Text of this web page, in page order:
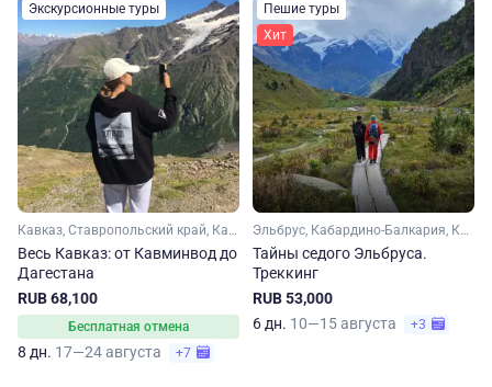
Экскурсионные туры
Кавказ, Ставропольский край, Кавказские Минеральные Воды, Дагестан, Чечня, Эльбрус, Кабардино-Балкария, Домбай, Карачаево-Черкесия
Весь Кавказ: от Кавминвод до
Дагестана
RUB 68,100
Бесплатная отмена
8 дн. 17—24 августа +7
Пешие туры
Хит
Эльбрус, Кабардино-Балкария, Кавказ
Тайны седого Эльбруса.
Треккинг
RUB 53,000
6 дн. 10—15 августа +3